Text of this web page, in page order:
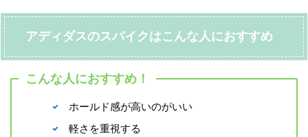
アディダスのスパイクはこんな人におすすめ
こんな人におすすめ！
ホールド感が高いのがいい
軽さを重視する